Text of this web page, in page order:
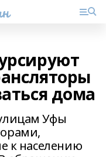
дома
Уфы
к населению